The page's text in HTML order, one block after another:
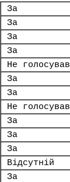
За
За
За
За
Не голосував
За
За
Не голосував
За
За
За
Відсутній
За